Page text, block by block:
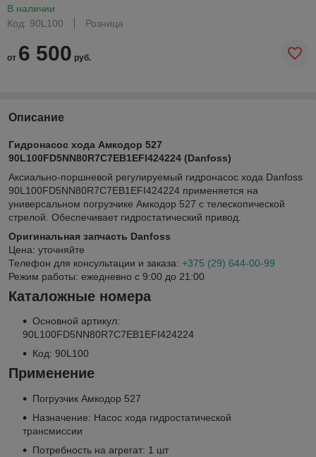
В наличии
Код: 90L100
Розница
от 6 500 руб.
Описание
Гидронасос хода Амкодор 527
90L100FD5NN80R7C7EB1EFI424224 (Danfoss)
Аксиально-поршневой регулируемый гидронасос хода Danfoss
90L100FD5NN80R7C7EB1EFI424224 применяется на
универсальном погрузчике Амкодор 527 с телескопической
стрелой. Обеспечивает гидростатический привод.
Оригинальная запчасть Danfoss
Цена: уточняйте
Телефон для консультации и заказа: +375 (29) 644-00-99
Режим работы: ежедневно с 9:00 до 21:00
Каталожные номера
Основной артикул:
90L100FD5NN80R7C7EB1EFI424224
Код: 90L100
Применение
Погрузчик Амкодор 527
Назначение: Насос хода гидростатической
трансмиссии
Потребность на агрегат: 1 шт